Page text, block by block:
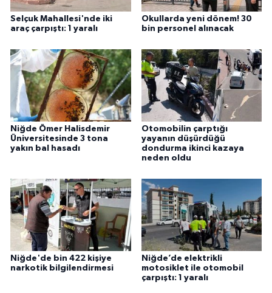
Selçuk Mahallesi'nde iki
araç çarpıştı: 1 yaralı
Okullarda yeni dönem! 30
bin personel alınacak
Niğde Ömer Halisdemir
Üniversitesinde 3 tona
yakın bal hasadı
Otomobilin çarptığı
yayanın düşürdüğü
dondurma ikinci kazaya
neden oldu
Niğde'de bin 422 kişiye
narkotik bilgilendirmesi
Niğde’de elektrikli
motosiklet ile otomobil
çarpıştı: 1 yaralı